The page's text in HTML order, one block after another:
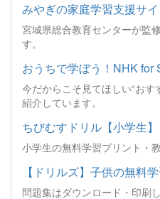
みやぎの家庭学習支援サイ
宮城県総合教育センターが監
す。
おうちで学ぼう！NHK for
今だからこそ見てほしい“お
紹介しています。
ちびむすドリル【小学生】
小学生の無料学習プリント・
【ドリルズ】子供の無料
問題集はダウンロード・印刷